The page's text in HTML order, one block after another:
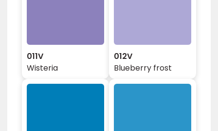
011V
Wisteria
012V
Blueberry frost